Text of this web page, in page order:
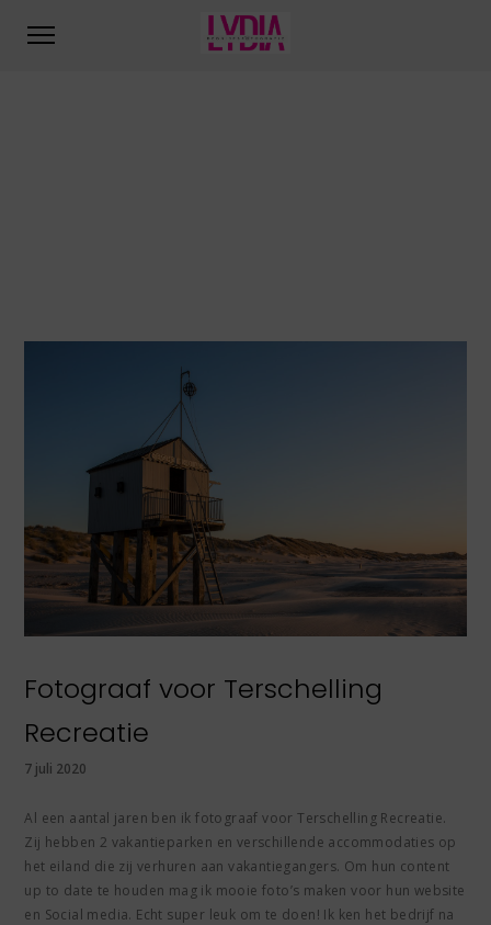
Fotograaf voor Terschelling
Recreatie
7 juli 2020
Al een aantal jaren ben ik fotograaf voor Terschelling Recreatie.
Zij hebben 2 vakantieparken en verschillende accommodaties op
het eiland die zij verhuren aan vakantiegangers. Om hun content
up to date te houden mag ik mooie foto’s maken voor hun website
en Social media. Echt super leuk om te doen! Ik ken het bedrijf na